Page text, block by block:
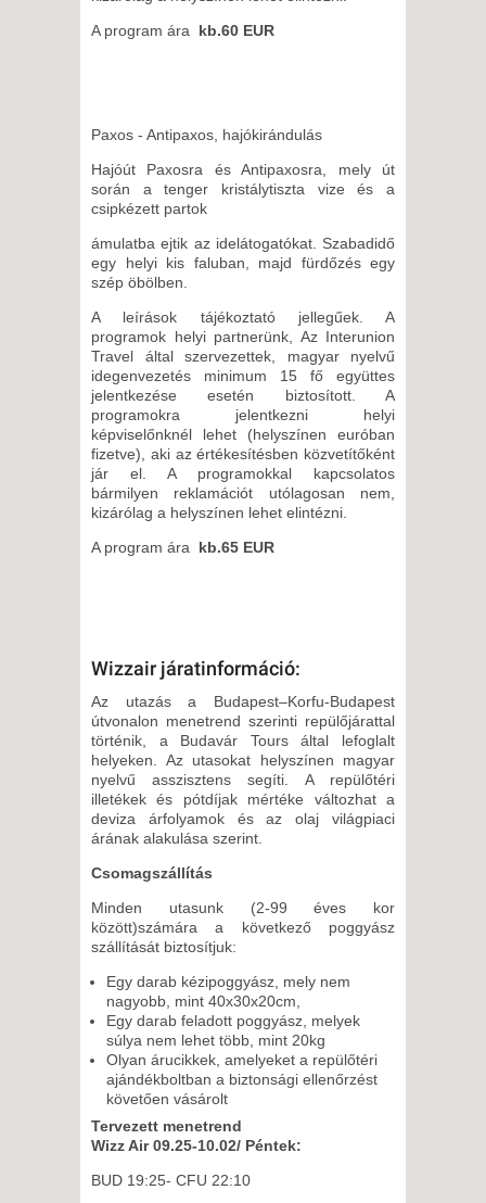
A program ára kb.60 EUR
Paxos - Antipaxos, hajókirándulás
Hajóút Paxosra és Antipaxosra, mely út
során a tenger kristálytiszta vize és a
csipkézett partok
ámulatba ejtik az idelátogatókat. Szabadidő
egy helyi kis faluban, majd fürdőzés egy
szép öbölben.
A leírások tájékoztató jellegűek. A
programok helyi partnerünk, Az Interunion
Travel által szervezettek, magyar nyelvű
idegenvezetés minimum 15 fő együttes
jelentkezése esetén biztosított. A
programokra jelentkezni helyi
képviselőnknél lehet (helyszínen euróban
fizetve), aki az értékesítésben közvetítőként
jár el. A programokkal kapcsolatos
bármilyen reklamációt utólagosan nem,
kizárólag a helyszínen lehet elintézni.
A program ára kb.65 EUR
Wizzair járatinformáció:
Az utazás a Budapest–Korfu-Budapest
útvonalon menetrend szerinti repülőjárattal
történik, a Budavár Tours által lefoglalt
helyeken. Az utasokat helyszínen magyar
nyelvű asszisztens segíti. A repülőtéri
illetékek és pótdíjak mértéke változhat a
deviza árfolyamok és az olaj világpiaci
árának alakulása szerint.
Csomagszállítás
Minden utasunk (2-99 éves kor
között)számára a következő poggyász
szállítását biztosítjuk:
Egy darab kézipoggyász, mely nem
nagyobb, mint 40x30x20cm,
Egy darab feladott poggyász, melyek
súlya nem lehet több, mint 20kg
Olyan árucikkek, amelyeket a repülőtéri
ajándékboltban a biztonsági ellenőrzést
követően vásárolt
Tervezett menetrend
Wizz Air 09.25-10.02/ Péntek:
BUD 19:25- CFU 22:10